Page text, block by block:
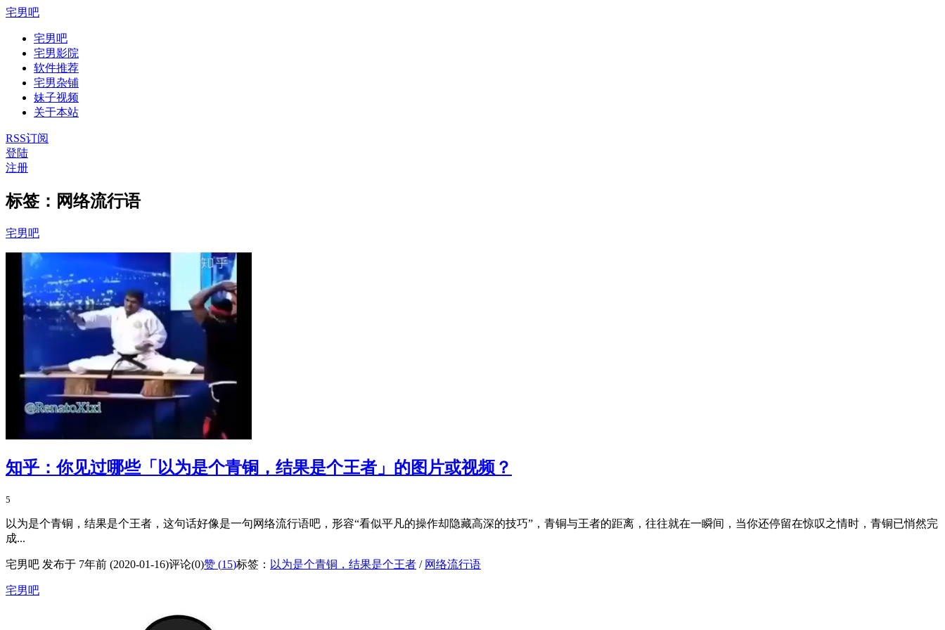
宅男吧
宅男吧
宅男影院
软件推荐
宅男杂铺
妹子视频
关于本站
RSS订阅
登陆
注册
标签：网络流行语
宅男吧
知乎：你见过哪些「以为是个青铜，结果是个王者」的图片或视频？
5
以为是个青铜，结果是个王者，这句话好像是一句网络流行语吧，形容“看似平凡的操作却隐藏高深的技巧”，青铜与王者的距离，往往就在一瞬间，当你还停留在惊叹之情时，青铜已悄然完
成...
宅男吧 发布于 7年前 (2020-01-16)评论(0)赞 (15)标签： 以为是个青铜，结果是个王者 / 网络流行语
宅男吧